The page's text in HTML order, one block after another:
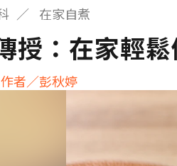
在家自煮
授：在家輕
作者／彭秋婷